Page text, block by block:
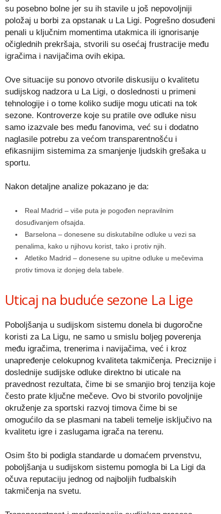
su posebno bolne jer su ih stavile u još nepovoljniji
položaj u borbi za opstanak u La Ligi. Pogrešno dosuđeni
penali u ključnim momentima utakmica ili ignorisanje
očiglednih prekršaja, stvorili su osećaj frustracije među
igračima i navijačima ovih ekipa.
Ove situacije su ponovo otvorile diskusiju o kvalitetu
sudijskog nadzora u La Ligi, o doslednosti u primeni
tehnologije i o tome koliko sudije mogu uticati na tok
sezone. Kontroverze koje su pratile ove odluke nisu
samo izazvale bes među fanovima, već su i dodatno
naglasile potrebu za većom transparentnošću i
efikasnijim sistemima za smanjenje ljudskih grešaka u
sportu.
Nakon detaljne analize pokazano je da:
Real Madrid – više puta je pogođen nepravilnim
dosuđivanjem ofsajda.
Barselona – donesene su diskutabilne odluke u vezi sa
penalima, kako u njihovu korist, tako i protiv njih.
Atletiko Madrid – donesene su upitne odluke u mečevima
protiv timova iz donjeg dela tabele.
Uticaj na buduće sezone La Lige
Poboljšanja u sudijskom sistemu donela bi dugoročne
koristi za La Ligu, ne samo u smislu boljeg poverenja
među igračima, trenerima i navijačima, već i kroz
unapređenje celokupnog kvaliteta takmičenja. Preciznije i
doslednije sudijske odluke direktno bi uticale na
pravednost rezultata, čime bi se smanjio broj tenzija koje
često prate ključne mečeve. Ovo bi stvorilo povoljnije
okruženje za sportski razvoj timova čime bi se
omogućilo da se plasmani na tabeli temelje isključivo na
kvalitetu igre i zaslugama igrača na terenu.
Osim što bi podigla standarde u domaćem prvenstvu,
poboljšanja u sudijskom sistemu pomogla bi La Ligi da
očuva reputaciju jednog od najboljih fudbalskih
takmičenja na svetu.